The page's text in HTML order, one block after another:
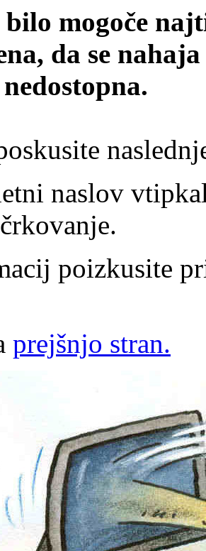
mogoče
da se
naslov
poizkusite
prejšnjo stran.